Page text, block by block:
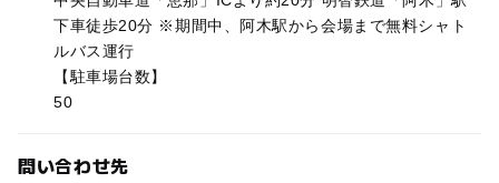
下車徒歩20分 ※期間中、阿木駅から会場まで無料シャト
ルバス運行
【駐車場台数】
50
問い合わせ先